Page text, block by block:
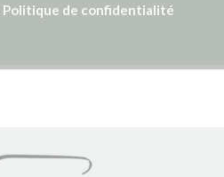
Politique de confidentialité